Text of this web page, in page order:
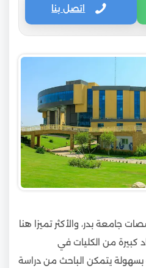
اتصل بنا
جامعة بدر، والأكثر تميزا هنا
كبيرة من الكليات في
بسهولة يتمكن الباحث من دراسة